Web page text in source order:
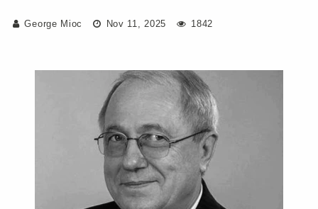
George Mioc Nov 11, 2025 1842